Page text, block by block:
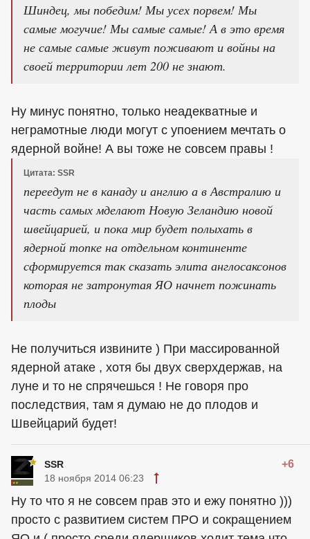
Шиндец, мы победим! Мы усех порвем! Мы
самые могучие! Мы самые самые! А в это время
не самые самые живут поживают и войны на
своей территории лет 200 не знают.
Ну минус понятно, только неадекватные и
неграмотные люди могут с упоением мечтать о
ядерной войне! А вы тоже не совсем правы !
Цитата: SSR
переедут не в канаду и англию а в Австралию и
часть самых мделают Новую Зеландию новой
швейцарией, и пока мир будет полыхать в
ядерной топке на отдельном континенте
сформируется так сказать элита англосаксонов
которая не затронутая ЯО начнет пожинать
плоды
Не получиться извините ) При массированной
ядерной атаке , хотя бы двух сверхдержав, на
луне и то не спрячешься ! Не говоря про
последствия, там я думаю не до плодов и
Швейцарий будет!
SSR +6
18 ноября 2014 06:23
Ну то что я не совсем прав это и ежу понятно )))
просто с развитием систем ПРО и сокращением